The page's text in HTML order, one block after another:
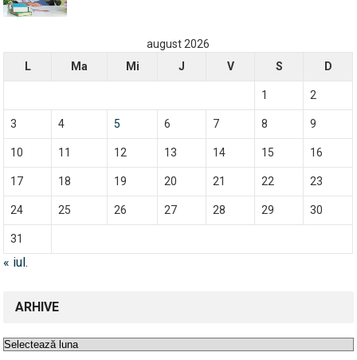
august 2026
L
Ma Mi J V S D
1 2
3 4 5 6 7 8 9
10 11 12 13 14 15 16
17 18 19 20 21 22 23
24 25 26 27 28 29 30
31
« iul.
ARHIVE
Arhive